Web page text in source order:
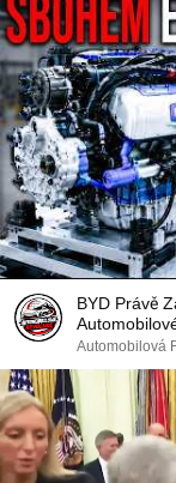
BYD Právě
Šoku
Automobilová